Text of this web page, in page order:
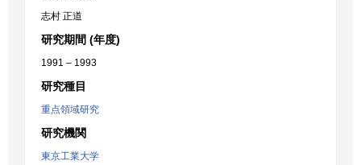
志村 正道
研究期間 (年度)
1991 – 1993
研究種目
重点領域研究
研究機関
東京工業大学